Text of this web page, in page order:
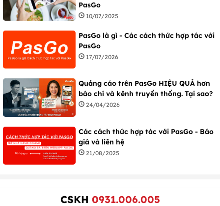
PasGo
10/07/2025
PasGo là gì - Các cách thức hợp tác với
PasGo
17/07/2026
Quảng cáo trên PasGo HIỆU QUẢ hơn
báo chí và kênh truyền thống. Tại sao?
24/04/2026
Các cách thức hợp tác với PasGo - Báo
giá và liên hệ
21/08/2025
CSKH 0931.006.005